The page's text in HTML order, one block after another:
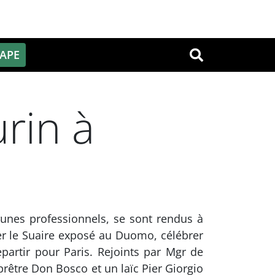
OK
à
professionnels, se sont rendus à
le Suaire exposé au Duomo, célébrer
pour Paris. Rejoints par Mgr de
Don Bosco et un laïc Pier Giorgio